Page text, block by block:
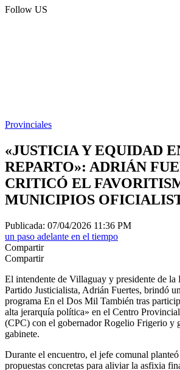
Follow US
Provinciales
«JUSTICIA Y EQUIDAD
REPARTO»: ADRIÁN
CRITICÓ EL
MUNICIPIOS
Publicada: 07/04/2026 11:36 PM
un paso adelante en el tiempo
Compartir
Compartir
El intendente de Villaguay y presidente de la
Partido Justicialista, Adrián Fuertes, brindó
programa En el Dos Mil También tras
alta jerarquía política» en el Centro
(CPC) con el gobernador Rogelio Frigerio y
gabinete.
Durante el encuentro, el jefe comunal
propuestas concretas para aliviar la asfixia